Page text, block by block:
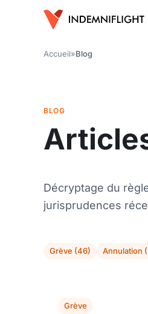
Accueil»Blog
BLOG
Décryptage du
jurisprudences
Grève (46) Annulation
Grève